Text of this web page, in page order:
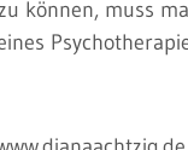
können, muss